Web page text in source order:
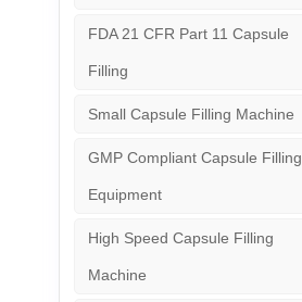
FDA 21 CFR Part 11 Capsule
Filling
Small Capsule Filling Machine
GMP Compliant Capsule Filling
Equipment
High Speed Capsule Filling
Machine